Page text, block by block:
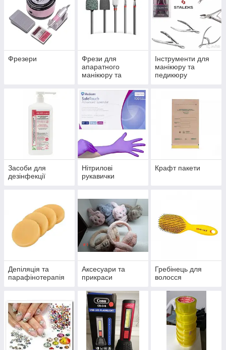
Фрезери
Фрези для
апаратного
манікюру та
Інструменти для
манікюру та
педикюру
Засоби для
дезінфекції
Нітрилові
рукавички
Крафт пакети
Депіляція та
парафінотерапія
Аксесуари та
прикраси
Гребінець для
волосся